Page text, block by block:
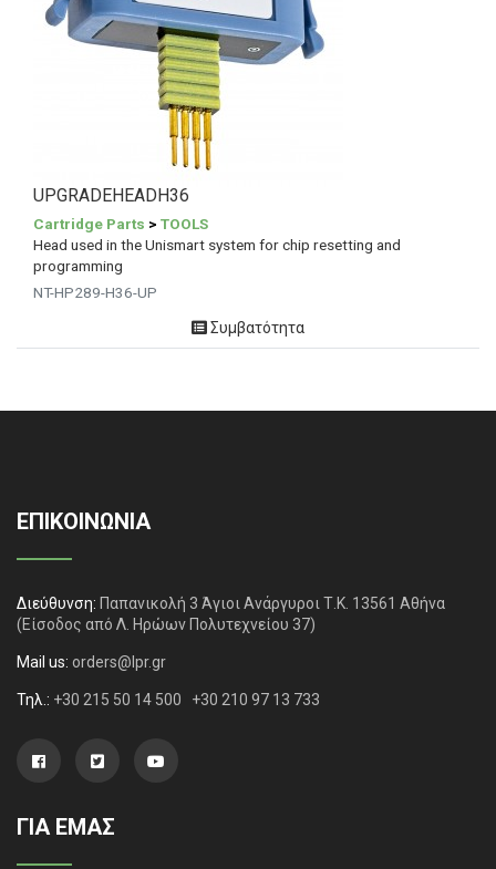
UPGRADEHEADH36
Cartridge Parts > TOOLS
Head used in the Unismart system for chip resetting and
programming
NT-HP289-H36-UP
Συμβατότητα
ΕΠΙΚΟΙΝΩΝΙΑ
Διεύθυνση: Παπανικολή 3 Άγιοι Ανάργυροι Τ.Κ. 13561 Αθήνα
(Είσοδος από Λ. Ηρώων Πολυτεχνείου 37)
Mail us: orders@lpr.gr
Τηλ.: +30 215 50 14 500 +30 210 97 13 733
ΓΙΑ ΕΜΑΣ